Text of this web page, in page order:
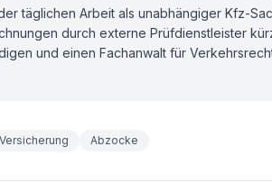
täglichen Arbeit als unabhängiger Kfz-
durch externe Prüfdienstleister
und einen Fachanwalt für
Abzocke